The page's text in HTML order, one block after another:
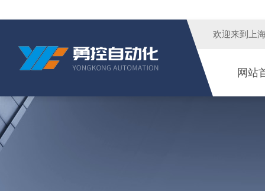
欢迎来到 上
网站